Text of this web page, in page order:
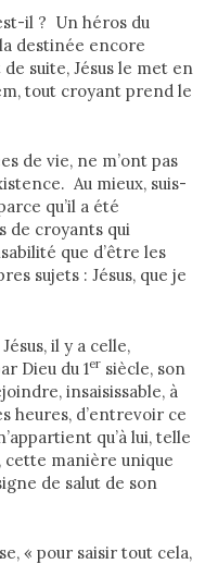
il ? Un héros du
destinée encore
suite, Jésus le met en
tout croyant prend le
de vie, ne m’ont pas
Au mieux, suis-
qu’il a été
de croyants qui
que d’être les
sujets : Jésus, que je
il y a celle,
Dieu du 1er siècle, son
insaisissable, à
heures, d’entrevoir ce
qu’à lui, telle
cette manière unique
de salut de son
« pour saisir tout cela,